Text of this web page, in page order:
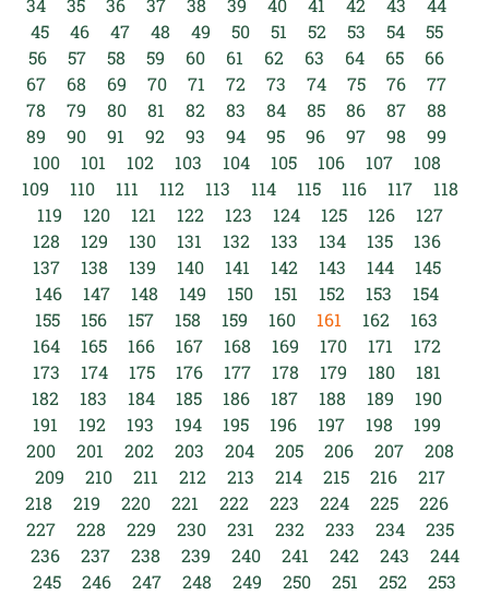
34
35 36 37 38 39 40 41 42 43
44
45
46 47 48 49 50 51 52 53 54
55
56
57 58 59 60 61 62 63 64 65
66
67
68 69 70 71 72 73 74 75 76
77
78
79 80 81 82 83 84 85 86 87
88
89
90 91 92 93 94 95 96 97 98
99
100
101 102 103 104 105 106 107
108
109
110 111 112 113 114 115 116 117
118
119
120 121 122 123 124 125 126
127
128
129 130 131 132 133 134 135
136
137
138 139 140 141 142 143 144
145
146
147 148 149 150 151 152 153
154
155
156 157 158 159 160 161 162
163
164
165 166 167 168 169 170 171
172
173
174 175 176 177 178 179 180
181
182
183 184 185 186 187 188 189
190
191
192 193 194 195 196 197 198
199
200
201 202 203 204 205 206 207
208
209
210 211 212 213 214 215 216
217
218
219 220 221 222 223 224 225
226
227
228 229 230 231 232 233 234
235
236
237 238 239 240 241 242 243
244
245
246 247 248 249 250 251 252
253